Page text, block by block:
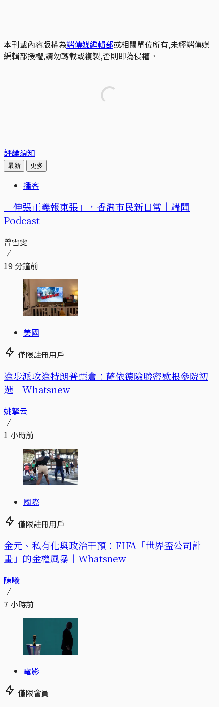
本刊載內容版權為端傳媒編輯部或相關單位所有,未經端傳媒
編輯部授權,請勿轉載或複製,否則即為侵權。
評論須知
最新 更多
播客
「伸張正義報東張」，香港市民新日常｜端聞
Podcast
曾雪雯
19 分鐘前
美國
僅限註冊用戶
進步派攻進特朗普票倉：薩依德險勝密歇根參院初
選｜Whatsnew
姚拏云
1 小時前
國際
僅限註冊用戶
金元、私有化與政治干預：FIFA「世界盃公司計
畫」的金權風暴｜Whatsnew
陳曦
7 小時前
電影
僅限會員